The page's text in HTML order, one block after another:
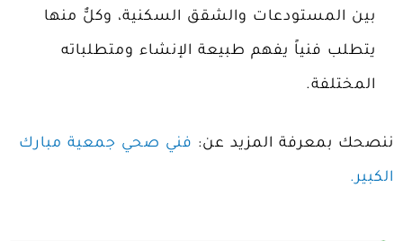
بين المستودعات والشقق السكنية، وكلٌّ منها
يتطلب فنياً يفهم طبيعة الإنشاء ومتطلباته
المختلفة.
ننصحك بمعرفة المزيد عن: فني صحي جمعية مبارك
الكبير.